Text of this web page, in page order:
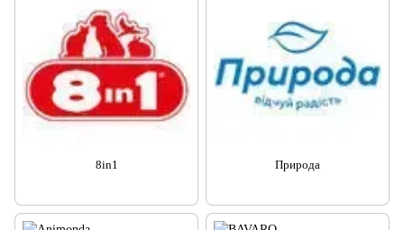
8in1 Природа